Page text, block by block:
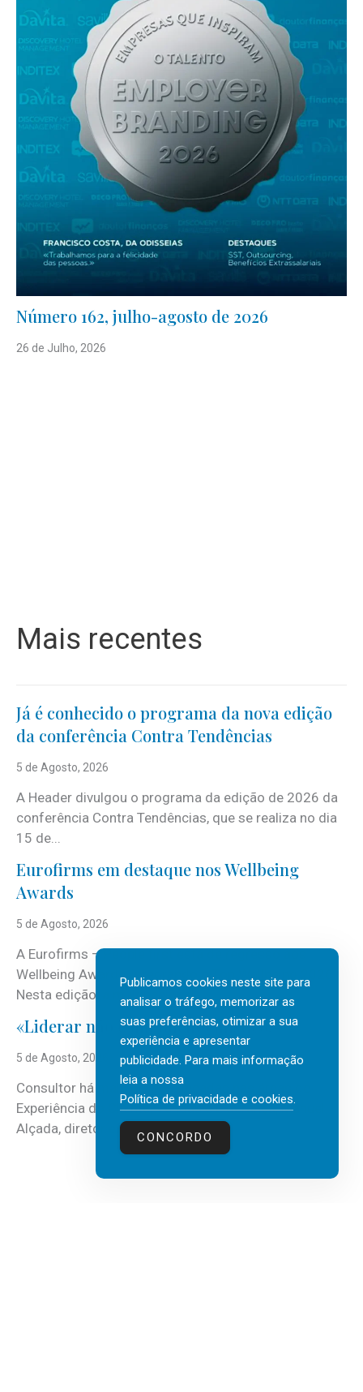
Número 162, julho-agosto de 2026
26 de Julho, 2026
Mais recentes
Já é conhecido o programa da nova edição
da conferência Contra Tendências
5 de Agosto, 2026
A Header divulgou o programa da edição de 2026 da
conferência Contra Tendências, que se realiza no dia
15 de...
Eurofirms em destaque nos Wellbeing
Awards
5 de Agosto, 2026
A Eurofirms – People first está de regresso aos
Wellbeing Awards, integrando o Top Wellbeing 2026.
Nesta edição, a multinacional...
«Liderar não é um talento místico.»
5 de Agosto, 2026
Consultor há mais de três décadas nas áreas de
Experiência do Cliente, Vendas e Liderança, Manuel
Alçada, diretor executivo da...
Publicamos cookies neste site para
analisar o tráfego, memorizar as
suas preferências, otimizar a sua
experiência e apresentar
publicidade. Para mais informação
leia a nossa
Política de privacidade e cookies.
CONCORDO